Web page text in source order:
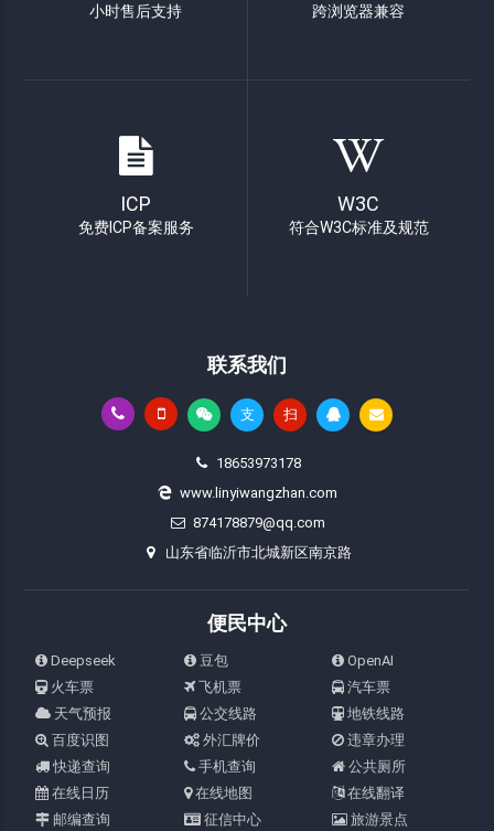
小时售后支持 跨浏览器兼容
ICP
免费ICP备案服务
W3C
符合W3C标准及规范
联系我们
支 扫
18653973178
www.linyiwangzhan.com
874178879@qq.com
山东省临沂市北城新区南京路
便民中心
Deepseek 豆包
OpenAI
火车票
飞机票
汽车票
天气预报
公交线路
地铁线路
百度识图
外汇牌价
违章办理
快递查询
手机查询
公共厕所
在线日历
在线地图
在线翻译
邮编查询
征信中心
旅游景点